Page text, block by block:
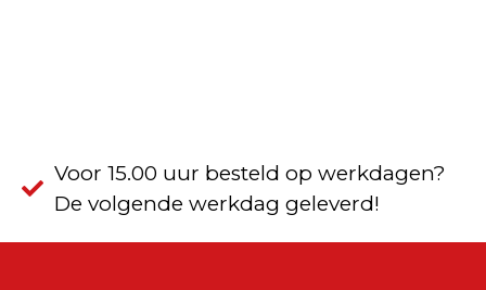
Voor 15.00 uur besteld op werkdagen?
De volgende werkdag geleverd!